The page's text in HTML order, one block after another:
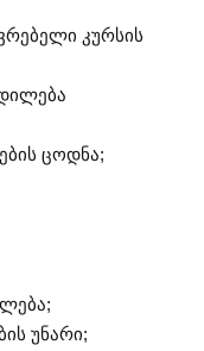
კურსის
ცოდნა;
უნარი;